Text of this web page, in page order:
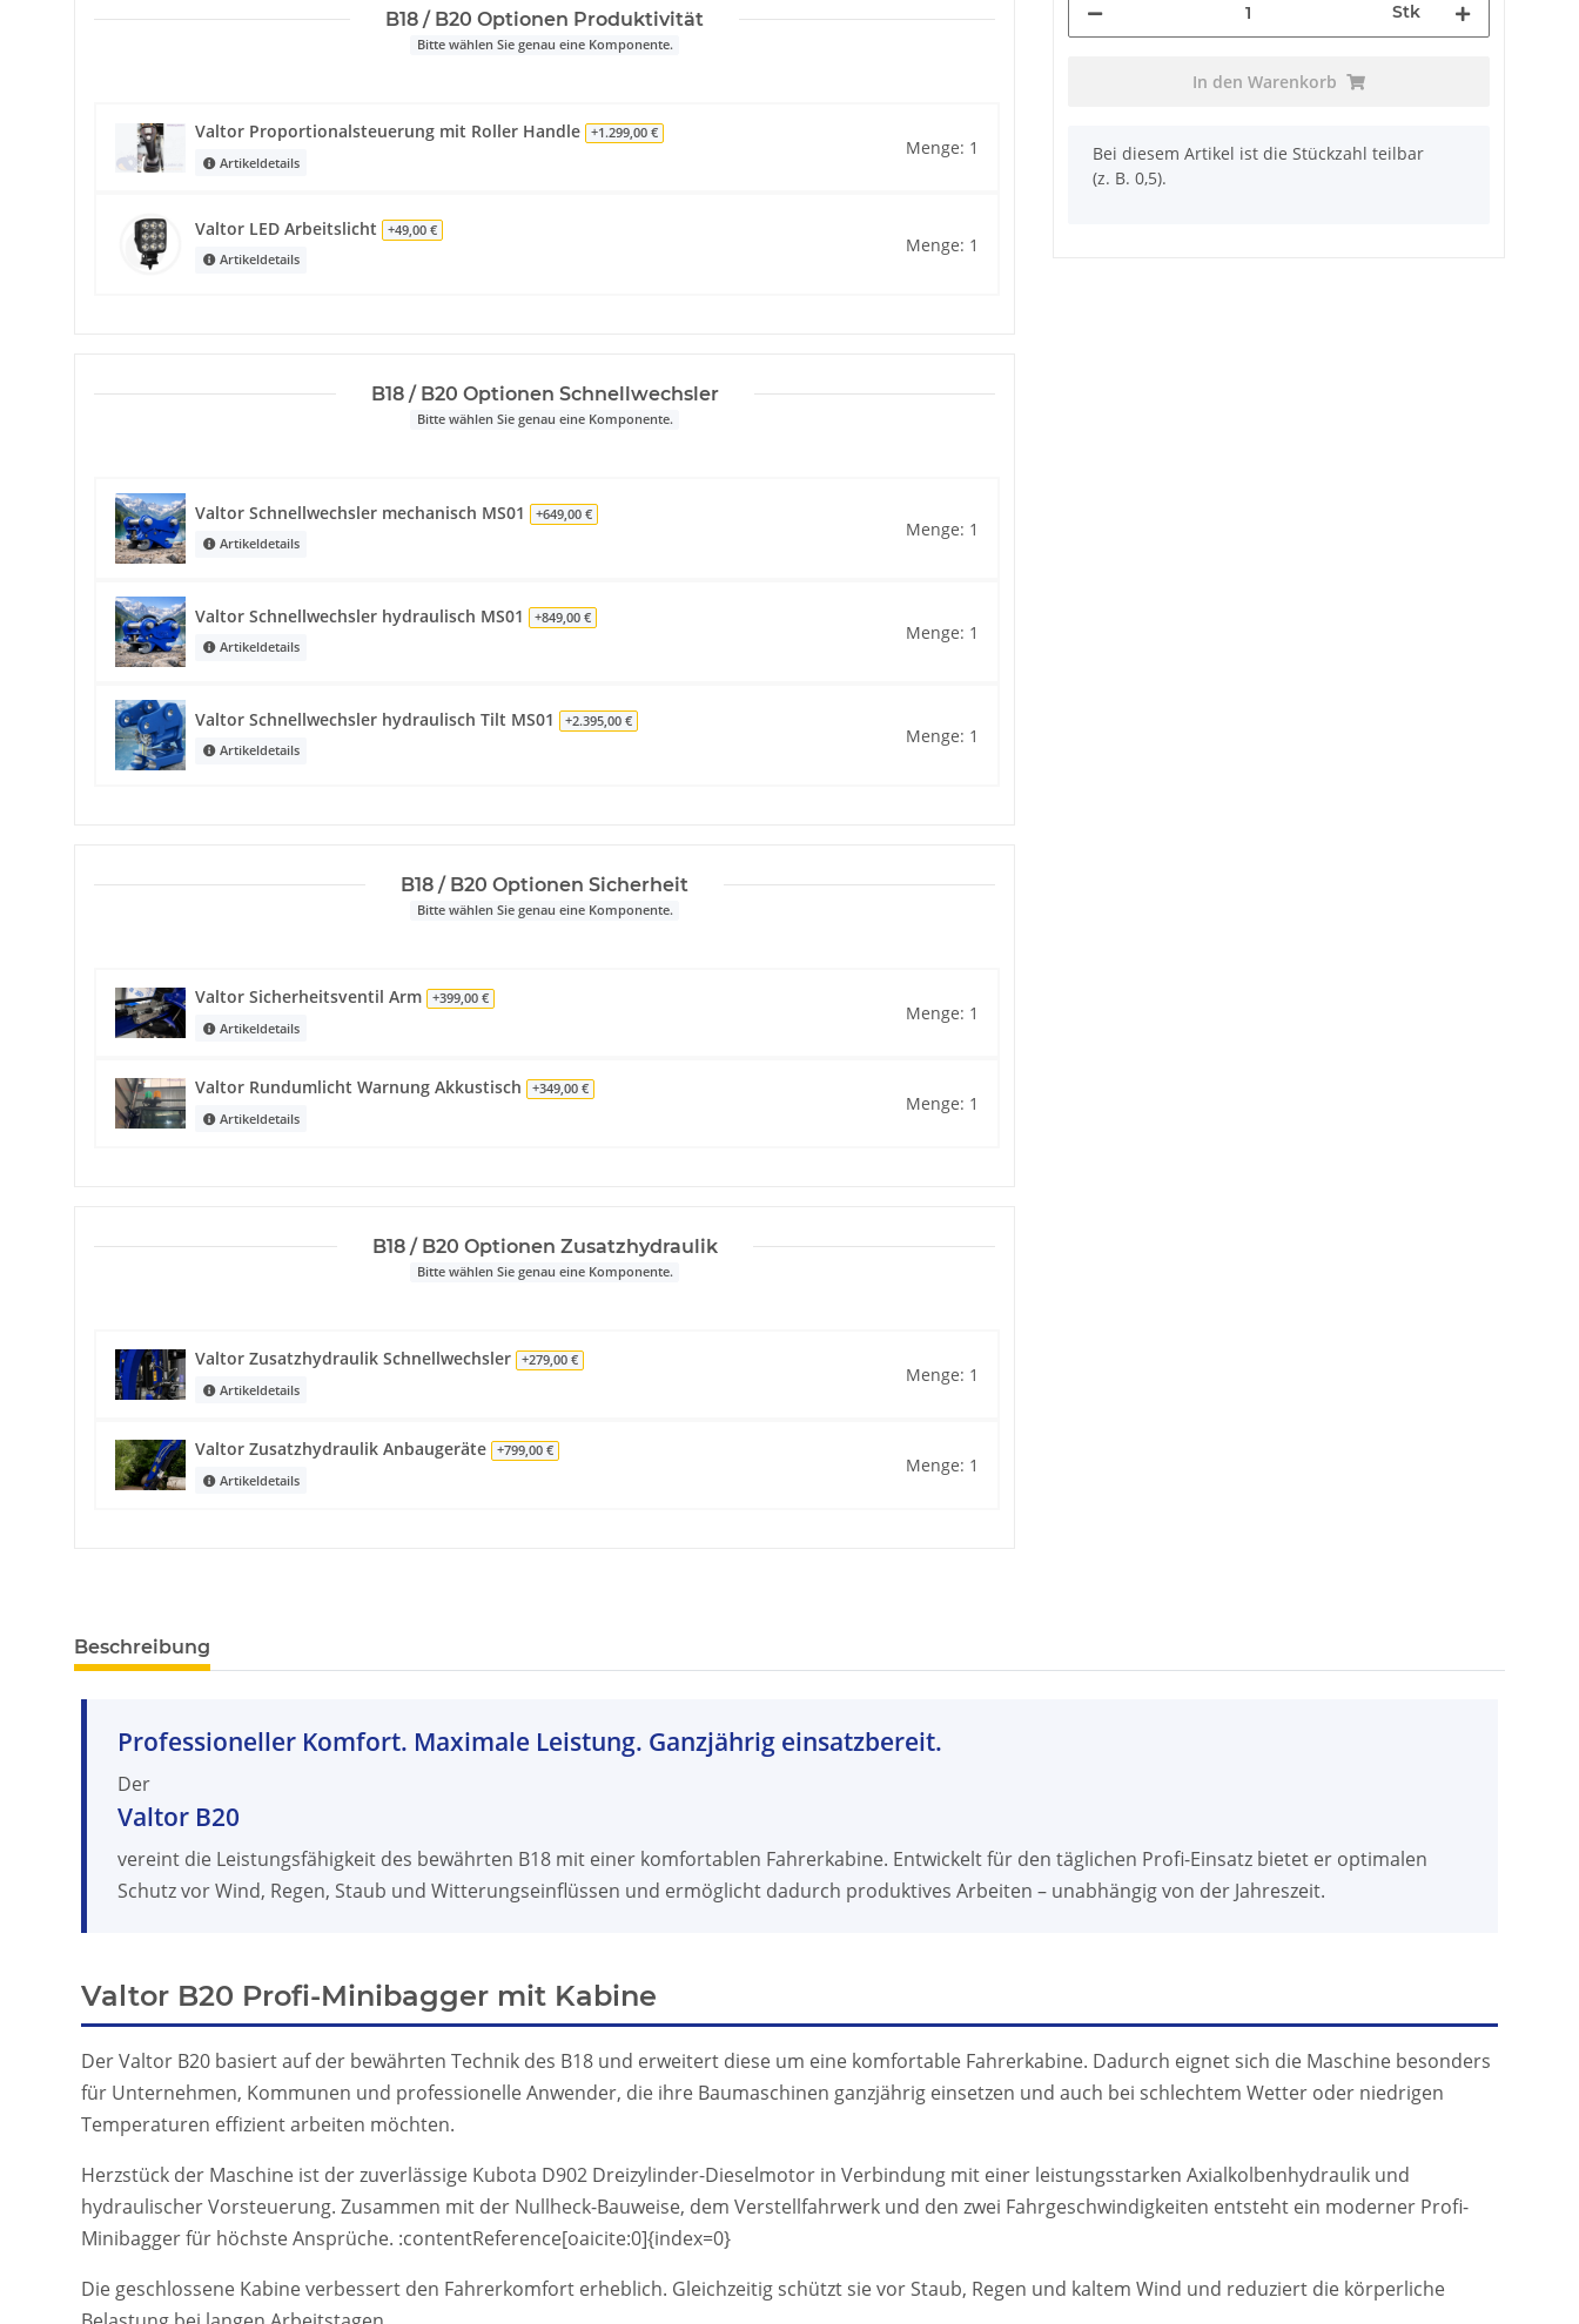
B18 / B20 Optionen Produktivität
Bitte wählen Sie genau eine Komponente.
Valtor Proportionalsteuerung mit Roller Handle
+1.299,00 €
Artikeldetails
Menge: 1
Valtor LED Arbeitslicht
+49,00 €
Artikeldetails
Menge: 1
B18 / B20 Optionen Schnellwechsler
Bitte wählen Sie genau eine Komponente.
Valtor Schnellwechsler mechanisch MS01
+649,00 €
Artikeldetails
Menge: 1
Valtor Schnellwechsler hydraulisch MS01
+849,00 €
Artikeldetails
Menge: 1
Valtor Schnellwechsler hydraulisch Tilt MS01
+2.395,00 €
Artikeldetails
Menge: 1
B18 / B20 Optionen Sicherheit
Bitte wählen Sie genau eine Komponente.
Valtor Sicherheitsventil Arm
+399,00 €
Artikeldetails
Menge: 1
Valtor Rundumlicht Warnung Akkustisch
+349,00 €
Artikeldetails
Menge: 1
B18 / B20 Optionen Zusatzhydraulik
Bitte wählen Sie genau eine Komponente.
Valtor Zusatzhydraulik Schnellwechsler
+279,00 €
Artikeldetails
Menge: 1
Valtor Zusatzhydraulik Anbaugeräte
+799,00 €
Artikeldetails
Menge: 1
Stk
In den Warenkorb
x
Bei diesem Artikel ist die Stückzahl teilbar
(z. B. 0,5).
Beschreibung
Professioneller Komfort. Maximale Leistung. Ganzjährig einsatzbereit.
Der
Valtor B20
vereint die Leistungsfähigkeit des bewährten B18 mit einer komfortablen Fahrerkabine. Entwickelt für den täglichen Profi-Einsatz bietet er optimalen
Schutz vor Wind, Regen, Staub und Witterungseinflüssen und ermöglicht dadurch produktives Arbeiten – unabhängig von der Jahreszeit.
Valtor B20 Profi-Minibagger mit Kabine
Der Valtor B20 basiert auf der bewährten Technik des B18 und erweitert diese um eine komfortable Fahrerkabine. Dadurch eignet sich die Maschine besonders
für Unternehmen, Kommunen und professionelle Anwender, die ihre Baumaschinen ganzjährig einsetzen und auch bei schlechtem Wetter oder niedrigen
Temperaturen effizient arbeiten möchten.
Herzstück der Maschine ist der zuverlässige Kubota D902 Dreizylinder-Dieselmotor in Verbindung mit einer leistungsstarken Axialkolbenhydraulik und
hydraulischer Vorsteuerung. Zusammen mit der Nullheck-Bauweise, dem Verstellfahrwerk und den zwei Fahrgeschwindigkeiten entsteht ein moderner Profi-
Minibagger für höchste Ansprüche. :contentReference[oaicite:0]{index=0}
Die geschlossene Kabine verbessert den Fahrerkomfort erheblich. Gleichzeitig schützt sie vor Staub, Regen und kaltem Wind und reduziert die körperliche